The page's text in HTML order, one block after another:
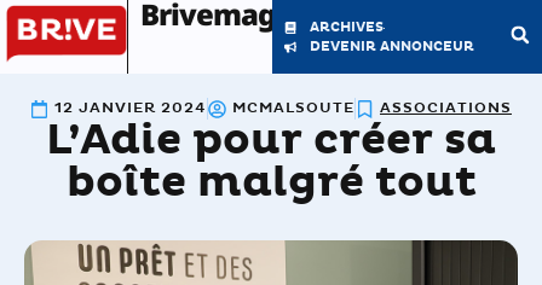
Brivemag'
ARCHIVES
DEVENIR ANNONCEUR
12 JANVIER 2024 MCMALSOUTE ASSOCIATIONS
L’Adie pour créer sa
boîte malgré tout